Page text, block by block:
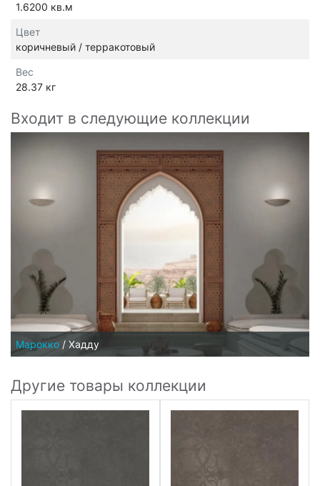
1.6200 кв.м
Цвет
коричневый / терракотовый
Вес
28.37 кг
Входит в следующие коллекции
Марокко / Хадду
Другие товары коллекции